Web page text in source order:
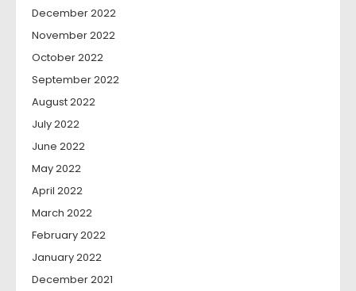
December 2022
November 2022
October 2022
September 2022
August 2022
July 2022
June 2022
May 2022
April 2022
March 2022
February 2022
January 2022
December 2021